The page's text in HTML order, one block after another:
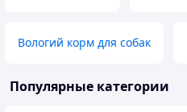
Вологий корм для собак
Популярные категории